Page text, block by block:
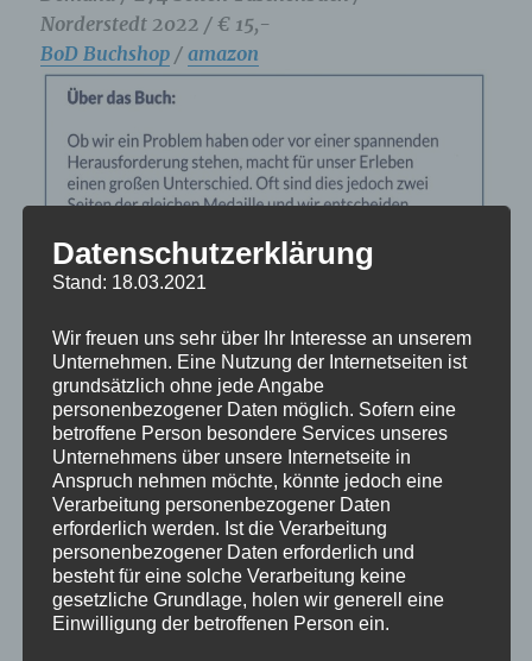
Norderstedt 2022 / € 15,-
BoD Buchshop /amazon
Datenschutzerklärung
Stand: 18.03.2021
Wir freuen uns sehr über Ihr Interesse an unserem
Unternehmen. Eine Nutzung der Internetseiten ist
grundsätzlich ohne jede Angabe
personenbezogener Daten möglich. Sofern eine
betroffene Person besondere Services unseres
Unternehmens über unsere Internetseite in
Anspruch nehmen möchte, könnte jedoch eine
Verarbeitung personenbezogener Daten
erforderlich werden. Ist die Verarbeitung
personenbezogener Daten erforderlich und
besteht für eine solche Verarbeitung keine
gesetzliche Grundlage, holen wir generell eine
Einwilligung der betroffenen Person ein.